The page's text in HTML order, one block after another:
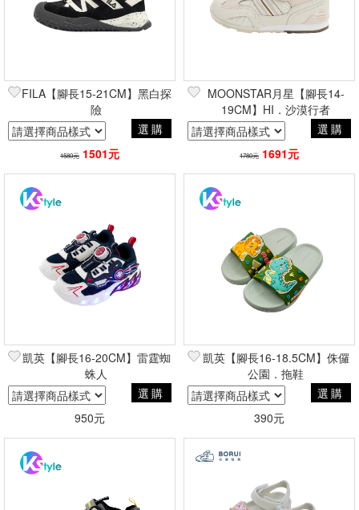
FILA【腳長15-21CM】黑白探
險
選購
1580元 1501元
MOONSTAR月星【腳長14-
19CM】HI．沙漠行者
選購
1780元 1691元
凱英【腳長16-20CM】雷霆蜘
蛛人
選購
950元
凱英【腳長16-18.5CM】侏儸
公園．拖鞋
選購
390元